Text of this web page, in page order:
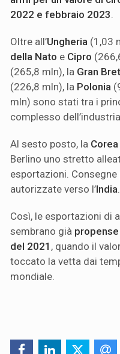
2022 e febbraio 2023.
Oltre all’Ungheria (1,03
della Nato e Cipro
(265,8 mln), la Gran
(226,8 mln), la Polonia
mln) sono stati tra i
complesso
Al sesto posto, la
Berlino uno stretto
esportazioni.
autorizzate verso l’India.
Così, le esportazioni di
sembrano già
del 2021 , quando il
toccato la vetta dai
mondiale.